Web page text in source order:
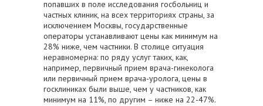
попавших в поле исследования госбольниц и
частных клиник, на всех территориях страны, за
исключением Москвы, государственные
операторы устанавливают цены как минимум на
28% ниже, чем частники. В столице ситуация
неравномерна: по ряду услуг таких, как,
например, первичный прием врача-гинеколога
или первичный прием врача-уролога, цены в
госклиниках были выше, чем у частников, как
минимум на 11%, по другим – ниже на 22-47%.